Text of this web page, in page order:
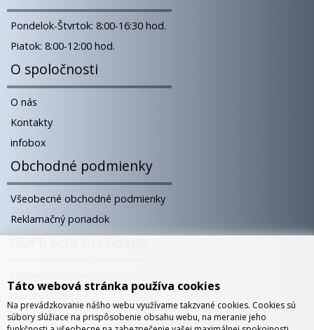
Pondelok-Štvrtok: 8:00-16:30 hod.
Piatok: 8:00-12:00 hod.
O spoločnosti
O nás
Kontakty
infobox
Obchodné podmienky
Všeobecné obchodné podmienky
Reklamačný poriadok
Správa cookies
Táto webová stránka používa cookies
Na prevádzkovanie nášho webu využívame takzvané cookies. Cookies sú
súbory slúžiace na prispôsobenie obsahu webu, na meranie jeho